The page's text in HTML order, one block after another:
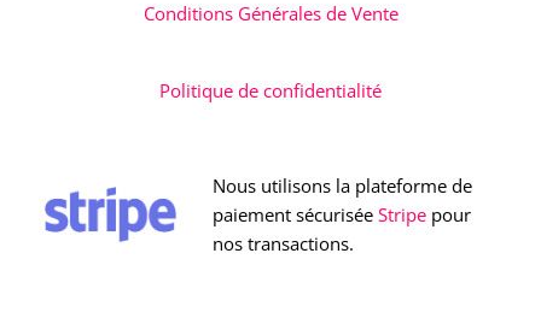
Conditions Générales de Vente
Politique de confidentialité
Nous utilisons la plateforme de
paiement sécuriséeStripe pour
nos transactions.